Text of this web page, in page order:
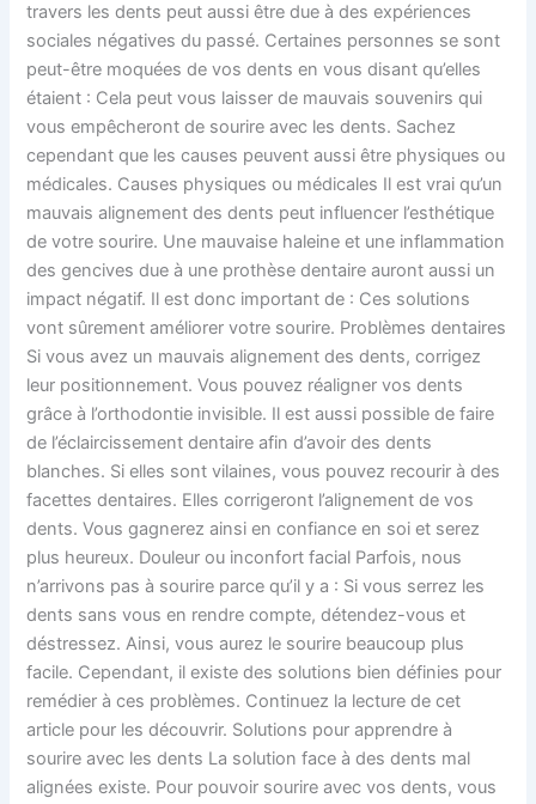
travers les dents peut aussi être due à des expériences
sociales négatives du passé. Certaines personnes se sont
peut-être moquées de vos dents en vous disant qu’elles
étaient : Cela peut vous laisser de mauvais souvenirs qui
vous empêcheront de sourire avec les dents. Sachez
cependant que les causes peuvent aussi être physiques ou
médicales. Causes physiques ou médicales Il est vrai qu’un
mauvais alignement des dents peut influencer l’esthétique
de votre sourire. Une mauvaise haleine et une inflammation
des gencives due à une prothèse dentaire auront aussi un
impact négatif. Il est donc important de : Ces solutions
vont sûrement améliorer votre sourire. Problèmes dentaires
Si vous avez un mauvais alignement des dents, corrigez
leur positionnement. Vous pouvez réaligner vos dents
grâce à l’orthodontie invisible. Il est aussi possible de faire
de l’éclaircissement dentaire afin d’avoir des dents
blanches. Si elles sont vilaines, vous pouvez recourir à des
facettes dentaires. Elles corrigeront l’alignement de vos
dents. Vous gagnerez ainsi en confiance en soi et serez
plus heureux. Douleur ou inconfort facial Parfois, nous
n’arrivons pas à sourire parce qu’il y a : Si vous serrez les
dents sans vous en rendre compte, détendez-vous et
déstressez. Ainsi, vous aurez le sourire beaucoup plus
facile. Cependant, il existe des solutions bien définies pour
remédier à ces problèmes. Continuez la lecture de cet
article pour les découvrir. Solutions pour apprendre à
sourire avec les dents La solution face à des dents mal
alignées existe. Pour pouvoir sourire avec vos dents, vous